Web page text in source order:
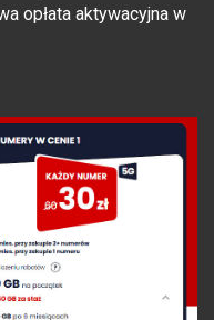
opłata aktywacyjna w